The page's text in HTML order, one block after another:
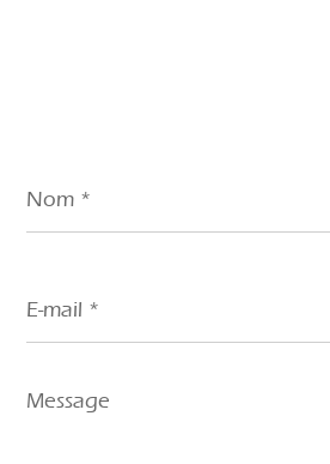
*
mail
*
Message
*